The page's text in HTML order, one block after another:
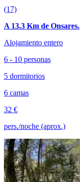
(17)
A 13.3 Km de Onsares.
Alojamiento entero
6 - 10 personas
5 dormitorios
6 camas
32 €
pers./noche (aprox.)